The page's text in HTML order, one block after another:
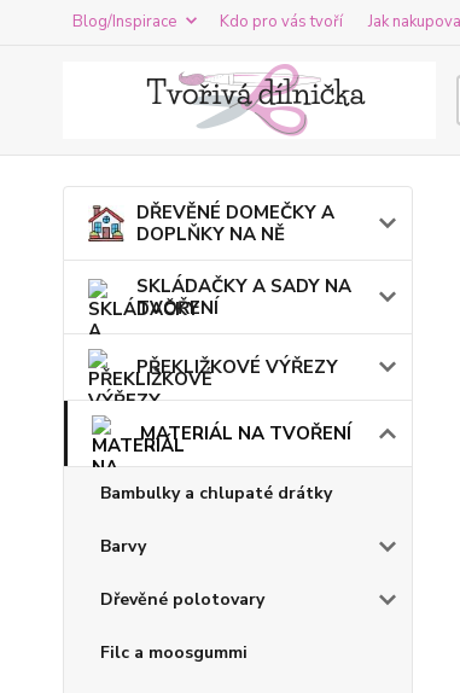
Blog/Inspirace Kdo pro vás tvoří Jak
DŘEVĚNÉ DOMEČKY A
DOPLŇKY NA NĚ
SKLÁDAČKY A SADY NA
TVOŘENÍ
PŘEKLIŽKOVÉ VÝŘEZY
MATERIÁL NA TVOŘENÍ
Bambulky a chlupaté drátky
Barvy
Dřevěné polotovary
Filc a moosgummi